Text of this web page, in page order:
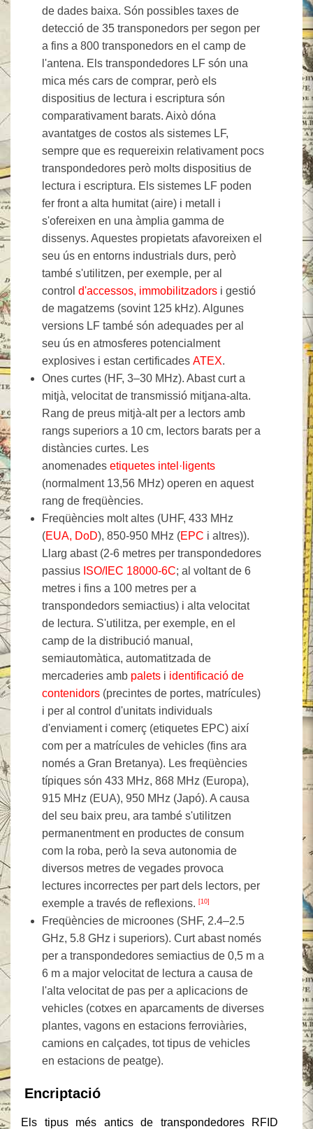
de dades baixa. Són possibles taxes de
detecció de 35 transponedors per segon per
a fins a 800 transponedors en el camp de
l'antena. Els transpondedores LF són una
mica més cars de comprar, però els
dispositius de lectura i escriptura són
comparativament barats. Això dóna
avantatges de costos als sistemes LF,
sempre que es requereixin relativament pocs
transpondedores però molts dispositius de
lectura i escriptura. Els sistemes LF poden
fer front a alta humitat (aire) i metall i
s'ofereixen en una àmplia gamma de
dissenys. Aquestes propietats afavoreixen el
seu ús en entorns industrials durs, però
també s'utilitzen, per exemple, per al
control d'accessos, immobilitzadors i gestió
de magatzems (sovint 125 kHz). Algunes
versions LF també són adequades per al
seu ús en atmosferes potencialment
explosives i estan certificades ATEX.
Ones curtes (HF, 3–30 MHz). Abast curt a
mitjà, velocitat de transmissió mitjana-alta.
Rang de preus mitjà-alt per a lectors amb
rangs superiors a 10 cm, lectors barats per a
distàncies curtes. Les
anomenades etiquetes intel·ligents
(normalment 13,56 MHz) operen en aquest
rang de freqüències.
Freqüències molt altes (UHF, 433 MHz
(EUA, DoD), 850-950 MHz (EPC i altres)).
Llarg abast (2-6 metres per transpondedores
passius ISO/IEC 18000-6C; al voltant de 6
metres i fins a 100 metres per a
transpondedors semiactius) i alta velocitat
de lectura. S'utilitza, per exemple, en el
camp de la distribució manual,
semiautomàtica, automatitzada de
mercaderies amb palets i identificació de
contenidors (precintes de portes, matrícules)
i per al control d'unitats individuals
d'enviament i comerç (etiquetes EPC) així
com per a matrícules de vehicles (fins ara
només a Gran Bretanya). Les freqüències
típiques són 433 MHz, 868 MHz (Europa),
915 MHz (EUA), 950 MHz (Japó). A causa
del seu baix preu, ara també s'utilitzen
permanentment en productes de consum
com la roba, però la seva autonomia de
diversos metres de vegades provoca
lectures incorrectes per part dels lectors, per
exemple a través de reflexions. [10]
Freqüències de microones (SHF, 2.4–2.5
GHz, 5.8 GHz i superiors). Curt abast només
per a transpondedores semiactius de 0,5 m a
6 m a major velocitat de lectura a causa de
l'alta velocitat de pas per a aplicacions de
vehicles (cotxes en aparcaments de diverses
plantes, vagons en estacions ferroviàries,
camions en calçades, tot tipus de vehicles
en estacions de peatge).
Encriptació
Els tipus més antics de transpondedores RFID